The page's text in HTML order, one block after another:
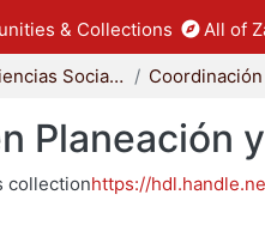
& Collections All of
División de Ciencias Sociales y Humanidades
Planeación
collectionhttps://